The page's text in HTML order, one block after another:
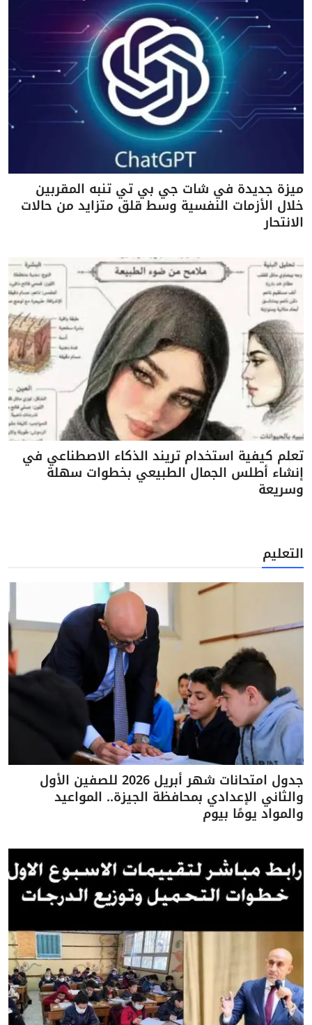
ميزة جديدة في شات جي بي تي تنبه المقربين
خلال الأزمات النفسية وسط قلق متزايد من حالات
الانتحار
تعلم كيفية استخدام تريند الذكاء الاصطناعي في
إنشاء أطلس الجمال الطبيعي بخطوات سهلة
وسريعة
التعليم
جدول امتحانات شهر أبريل 2026 للصفين الأول
والثاني الإعدادي بمحافظة الجيزة.. المواعيد
والمواد يومًا بيوم